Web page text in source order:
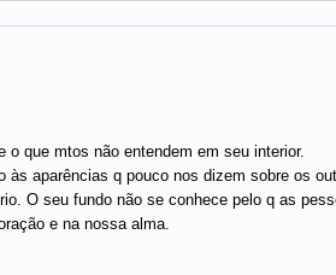
que mtos não entendem em seu interior.
aparências q pouco nos dizem sobre os
O seu fundo não se conhece pelo q as
e na nossa alma.